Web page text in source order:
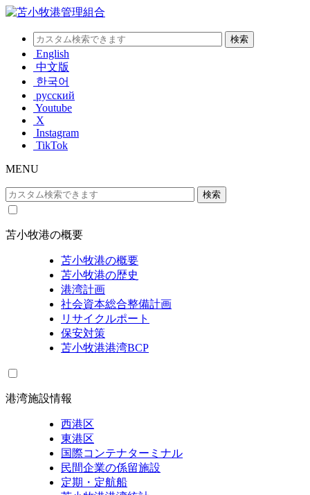
English
中文版
한국어
русский
Youtube
X
Instagram
TikTok
MENU
苫小牧港の概要
苫小牧港の概要
苫小牧港の歴史
港湾計画
社会資本総合整備計画
リサイクルポート
保安対策
苫小牧港港湾BCP
港湾施設情報
西港区
東港区
国際コンテナターミナル
民間企業の係留施設
定期・定航船